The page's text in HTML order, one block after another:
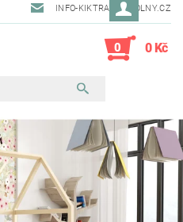
INFO-KIKTRADE@VOLNY.CZ
0 0 Kč